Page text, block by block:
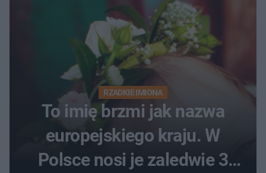
RZADKIE IMIONA
To imię brzmi jak nazwa
europejskiego kraju. W
Polsce nosi je zaledwie 3